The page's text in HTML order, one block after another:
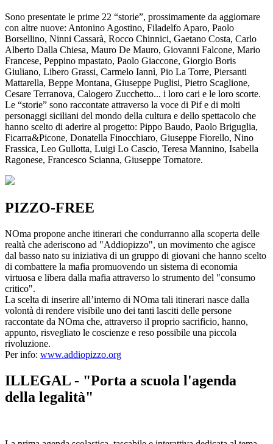
Sono presentate le prime 22 “storie”, prossimamente da aggiornare
con altre nuove: Antonino Agostino, Filadelfo Aparo, Paolo
Borsellino, Ninni Cassarà, Rocco Chinnici, Gaetano Costa, Carlo
Alberto Dalla Chiesa, Mauro De Mauro, Giovanni Falcone, Mario
Francese, Peppino mpastato, Paolo Giaccone, Giorgio Boris
Giuliano, Libero Grassi, Carmelo Iannì, Pio La Torre, Piersanti
Mattarella, Beppe Montana, Giuseppe Puglisi, Pietro Scaglione,
Cesare Terranova, Calogero Zucchetto... i loro cari e le loro scorte.
Le “storie” sono raccontate attraverso la voce di Pif e di molti
personaggi siciliani del mondo della cultura e dello spettacolo che
hanno scelto di aderire al progetto: Pippo Baudo, Paolo Briguglia,
Ficarra&Picone, Donatella Finocchiaro, Giuseppe Fiorello, Nino
Frassica, Leo Gullotta, Luigi Lo Cascio, Teresa Mannino, Isabella
Ragonese, Francesco Scianna, Giuseppe Tornatore.
PIZZO-FREE
NOma propone anche itinerari che condurranno alla scoperta delle
realtà che aderiscono ad "Addiopizzo", un movimento che agisce
dal basso nato su iniziativa di un gruppo di giovani che hanno scelto
di combattere la mafia promuovendo un sistema di economia
virtuosa e libera dalla mafia attraverso lo strumento del "consumo
critico".
La scelta di inserire all’interno di NOma tali itinerari nasce dalla
volontà di rendere visibile uno dei tanti lasciti delle persone
raccontate da NOma che, attraverso il proprio sacrificio, hanno,
appunto, risvegliato le coscienze e reso possibile una piccola
rivoluzione.
Per info: www.addiopizzo.org
ILLEGAL - "Porta a scuola l'agenda
della legalità"